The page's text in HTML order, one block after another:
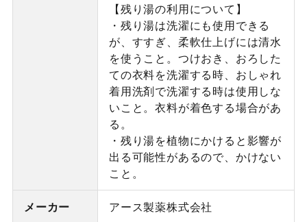
【残り湯の利用について】
・残り湯は洗濯にも使用できる
が、すすぎ、柔軟仕上げには清水
を使うこと。つけおき、おろした
ての衣料を洗濯する時、おしゃれ
着用洗剤で洗濯する時は使用しな
いこと。衣料が着色する場合があ
る。
・残り湯を植物にかけると影響が
出る可能性があるので、かけない
こと。
メーカー アース製薬株式会社